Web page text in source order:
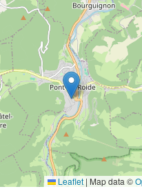
Leaflet | Map data ©